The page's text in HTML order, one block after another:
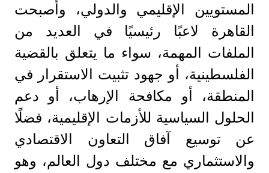
المستويين الإقليمي والدولي، وأصبحت
القاهرة لاعبًا رئيسيًا في العديد من
الملفات المهمة، سواء ما يتعلق بالقضية
الفلسطينية، أو جهود تثبيت الاستقرار في
المنطقة، أو مكافحة الإرهاب، أو دعم
الحلول السياسية للأزمات الإقليمية، فضلًا
عن توسيع آفاق التعاون الاقتصادي
والاستثماري مع مختلف دول العالم، وهو